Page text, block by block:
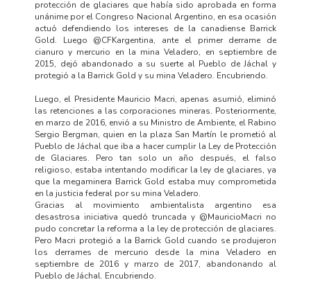
protección de glaciares que había sido aprobada en forma
unánime por el Congreso Nacional Argentino, en esa ocasión
actuó defendiendo los intereses de la canadiense Barrick
Gold. Luego @CFKargentina, ante el primer derrame de
cianuro y mercurio en la mina Veladero, en septiembre de
2015, dejó abandonado a su suerte al Pueblo de Jáchal y
protegió a la Barrick Gold y su mina Veladero. Encubriendo.
Luego, el Presidente Mauricio Macri, apenas asumió, eliminó
las retenciones a las corporaciones mineras. Posteriormente,
en marzo de 2016, envió a su Ministro de Ambiente, el Rabino
Sergio Bergman, quien en la plaza San Martín le prometió al
Pueblo de Jáchal que iba a hacer cumplir la Ley de Protección
de Glaciares. Pero tan solo un año después, el falso
religioso, estaba intentando modificar la ley de glaciares, ya
que la megaminera Barrick Gold estaba muy comprometida
en la justicia federal por su mina Veladero.
Gracias al movimiento ambientalista argentino esa
desastrosa iniciativa quedó truncada y @MauricioMacri no
pudo concretar la reforma a la ley de protección de glaciares.
Pero Macri protegió a la Barrick Gold cuando se produjeron
los derrames de mercurio desde la mina Veladero en
septiembre de 2016 y marzo de 2017, abandonando al
Pueblo de Jáchal. Encubriendo.